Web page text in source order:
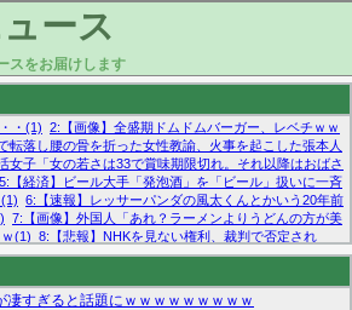
ース
スをお届けします
・(1) 2:【画像】全盛期ドムドムバーガー、レベチｗｗ
転落し腰の骨を折った女性教諭、火事を起こした張本人
女子「女の若さは33で賞味期限切れ。それ以降はおばさ
5:【経済】ビール大手「発泡酒」を「ビール」扱いに一斉
6:【速報】レッサーパンダの風太くんとかいう20年前
7:【画像】外国人「あれ？ラーメンよりうどんの方が美
(1) 8:【悲報】NHKを見ない権利、裁判で否定され
縮小は間違いでした」(1) 10:【悲報】日本企業の人手不
りてません…」(1)
凄すぎると話題にｗｗｗｗｗｗｗｗｗ